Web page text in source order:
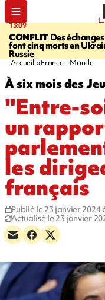
13:09
CONFLIT Des
font cinq morts en
Russie
Accueil France - Monde
À six mois des
"Entre-
un
les
français
Publié le 23 janvier 2024
Actualisé le 23 janvier